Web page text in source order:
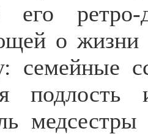
его
о жизни
семейные